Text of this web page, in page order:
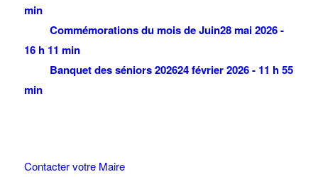
min
Commémorations du mois de Juin28 mai 2026 -
16 h 11 min
Banquet des séniors 202624 février 2026 - 11 h 55
min
Contacter votre Maire